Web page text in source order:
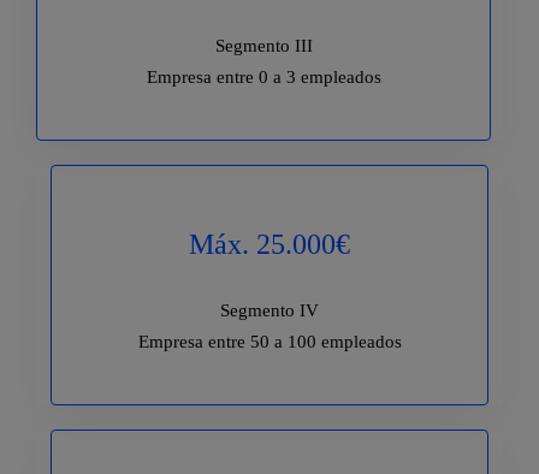
Segmento III
Empresa entre 0 a 3 empleados
Máx. 25.000€
Segmento IV
Empresa entre 50 a 100 empleados